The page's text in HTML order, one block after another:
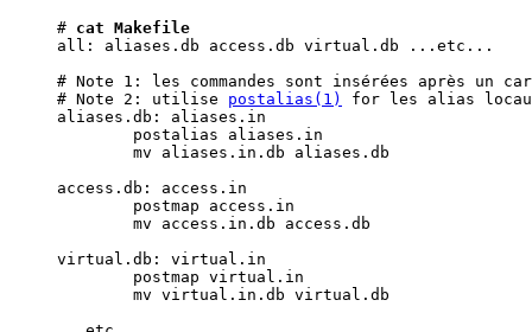
# cat Makefile
all: aliases.db access.db virtual.db ...etc...
# Note 1: les commandes sont insérées après un
# Note 2: utilise postalias(1)
for les alias
aliases.db: aliases.in
access.db: access.in
virtual.db: virtual.in